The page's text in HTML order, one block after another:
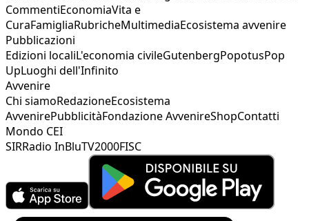
CommentiEconomiaVita e
CuraFamigliaRubricheMultimediaEcosistema avvenire
Pubblicazioni
Edizioni localiL'economia civileGutenbergPopotusPop
UpLuoghi dell'Infinito
Avvenire
Chi siamoRedazioneEcosistema
AvvenirePubblicitàFondazione AvvenireShopContatti
Mondo CEI
SIRRadio InBluTV2000FISC